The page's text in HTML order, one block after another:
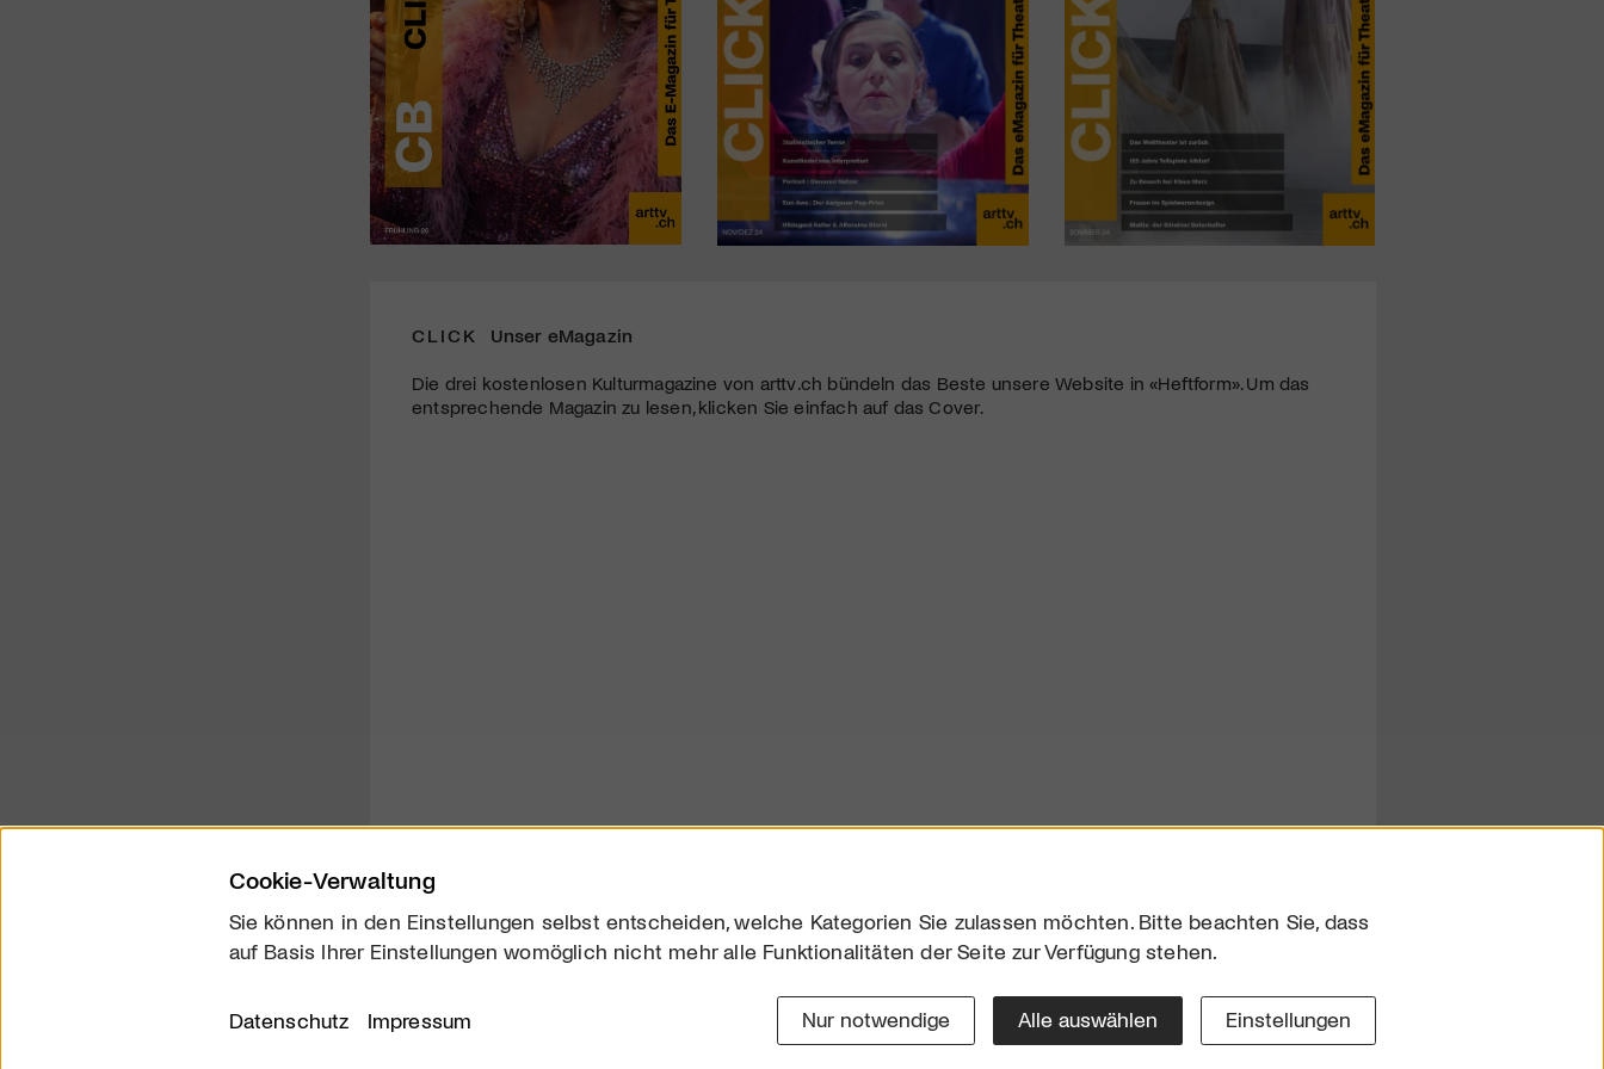
CLICK Unser eMagazin
Die drei kostenlosen Kulturmagazine von arttv.ch bündeln das Beste unsere Website in «Heftform». Um das
entsprechende Magazin zu lesen, klicken Sie einfach auf das Cover.
Über uns
Downloads
Impressum
Cookie-Verwaltung
Sie können in den Einstellungen selbst entscheiden, welche Kategorien Sie zulassen möchten. Bitte beachten Sie, dass
auf Basis Ihrer Einstellungen womöglich nicht mehr alle Funktionalitäten der Seite zur Verfügung stehen.
Datenschutz Impressum Nur notwendige Alle auswählen Einstellungen